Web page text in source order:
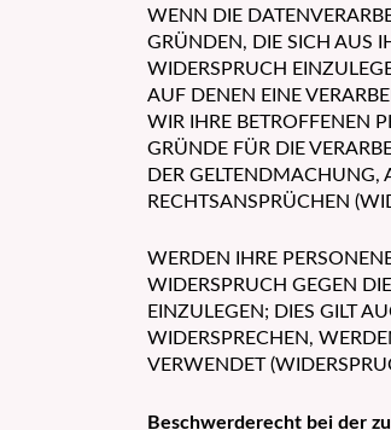
WENN DIE
GRÜNDEN, DIE SICH AUS
WIDERSPRUCH
AUF DENEN EINE
WIR IHRE BETROFFENEN
GRÜNDE FÜR DIE
DER GELTENDMACHUNG,
RECHTSANSPRÜCHEN
WERDEN IHRE
WIDERSPRUCH GEGEN
EINZULEGEN; DIES GILT
WIDERSPRECHEN,
VERWENDET
Beschwerderecht bei der